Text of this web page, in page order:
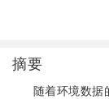
摘要
随着环境数据